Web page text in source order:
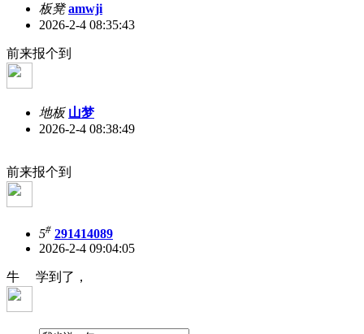
板凳 amwji
2026-2-4 08:35:43
前来报个到
地板 山梦
2026-2-4 08:38:49
前来报个到
5# 291414089
2026-2-4 09:04:05
牛 学到了，